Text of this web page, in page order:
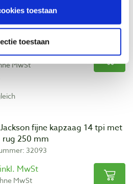
toestaan
toestaan
10 tpi met kunststof
mm
MwSt
MwSt
fijne kapzaag 14 tpi met
rug 250 mm
32093
MwSt
MwSt